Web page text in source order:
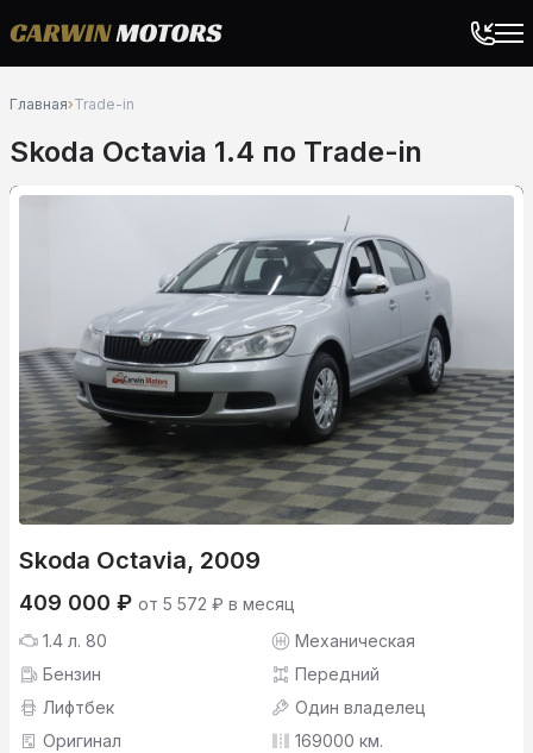
Главная›Trade-in
Skoda Octavia 1.4 по Trade-in
Skoda Octavia, 2009
409 000 ₽ от 5 572 ₽ в месяц
1.4 л. 80
Механическая
Бензин
Передний
Лифтбек
Один владелец
Оригинал
169000 км.